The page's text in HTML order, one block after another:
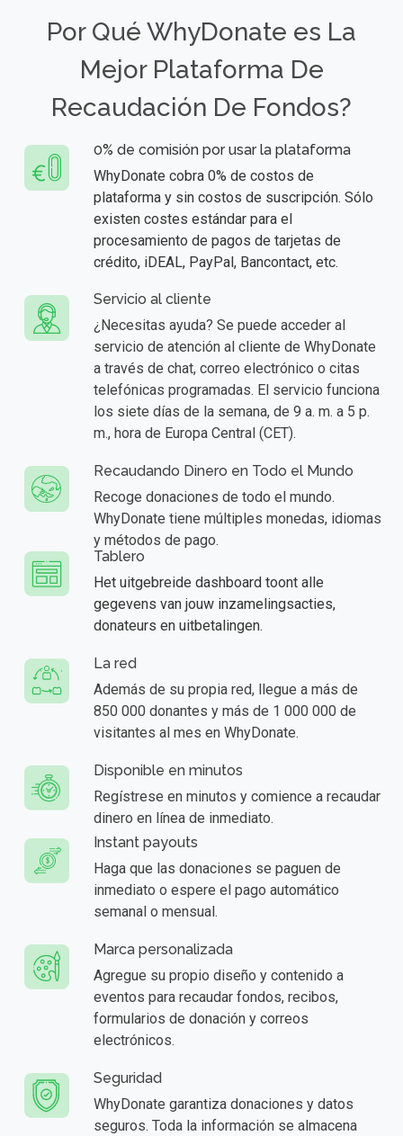
Por Qué WhyDonate es La
Mejor Plataforma De
Recaudación De Fondos?
0% de comisión por usar la plataforma
WhyDonate cobra 0% de costos de
plataforma y sin costos de suscripción. Sólo
existen costes estándar para el
procesamiento de pagos de tarjetas de
crédito, iDEAL, PayPal, Bancontact, etc.
Servicio al cliente
¿Necesitas ayuda? Se puede acceder al
servicio de atención al cliente de WhyDonate
a través de chat, correo electrónico o citas
telefónicas programadas. El servicio funciona
los siete días de la semana, de 9 a. m. a 5 p.
m., hora de Europa Central (CET).
Recaudando Dinero en Todo el Mundo
Recoge donaciones de todo el mundo.
WhyDonate tiene múltiples monedas, idiomas
y métodos de pago.
Tablero
Het uitgebreide dashboard toont alle
gegevens van jouw inzamelingsacties,
donateurs en uitbetalingen.
La red
Además de su propia red, llegue a más de
850 000 donantes y más de 1 000 000 de
visitantes al mes en WhyDonate.
Disponible en minutos
Regístrese en minutos y comience a recaudar
dinero en línea de inmediato.
Instant payouts
Haga que las donaciones se paguen de
inmediato o espere el pago automático
semanal o mensual.
Marca personalizada
Agregue su propio diseño y contenido a
eventos para recaudar fondos, recibos,
formularios de donación y correos
electrónicos.
Seguridad
WhyDonate garantiza donaciones y datos
seguros. Toda la información se almacena